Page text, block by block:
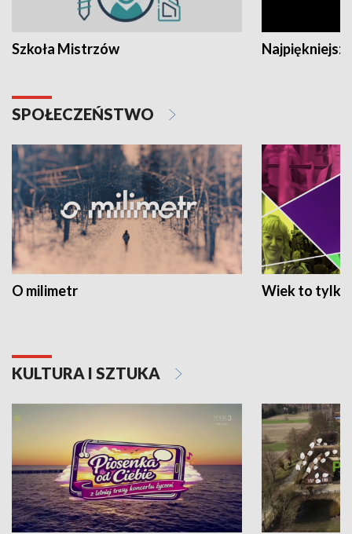
Szkoła Mistrzów
SPOŁECZEŃSTWO
O milimetr Wiek to tylko
KULTURA I SZTUKA